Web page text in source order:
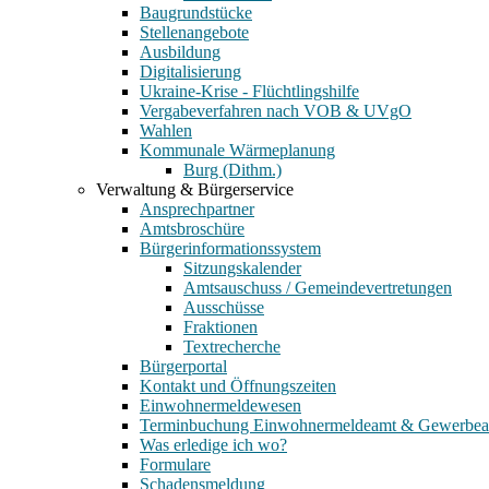
Baugrundstücke
Stellenangebote
Ausbildung
Digitalisierung
Ukraine-Krise - Flüchtlingshilfe
Vergabeverfahren nach VOB & UVgO
Wahlen
Kommunale Wärmeplanung
Burg (Dithm.)
Verwaltung & Bürgerservice
Ansprechpartner
Amtsbroschüre
Bürgerinformationssystem
Sitzungskalender
Amtsauschuss / Gemeindevertretungen
Ausschüsse
Fraktionen
Textrecherche
Bürgerportal
Kontakt und Öffnungszeiten
Einwohnermeldewesen
Terminbuchung Einwohnermeldeamt &
Was erledige ich wo?
Formulare
Schadensmeldung